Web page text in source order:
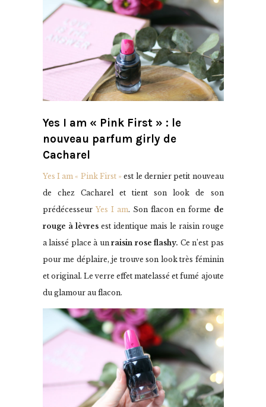
Yes I am « Pink First » : le
nouveau parfum girly de
Cacharel
Yes I am « Pink First » est le dernier petit nouveau
de chez Cacharel et tient son look de son
prédécesseur Yes I am. Son flacon en forme de
rouge à lèvresest identique mais le raisin rouge
a laissé place à un raisin rose flashy. Ce n’est pas
pour me déplaire, je trouve son look très féminin
et original. Le verre effet matelassé et fumé ajoute
du glamour au flacon.